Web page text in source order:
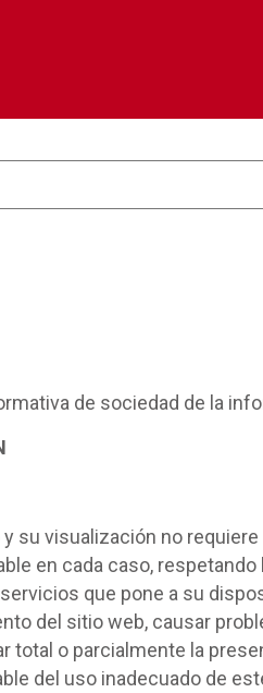
de sociedad de la
su visualización no
en cada caso,
que pone a su
del sitio web, causar
total o parcialmente la
del uso inadecuado de